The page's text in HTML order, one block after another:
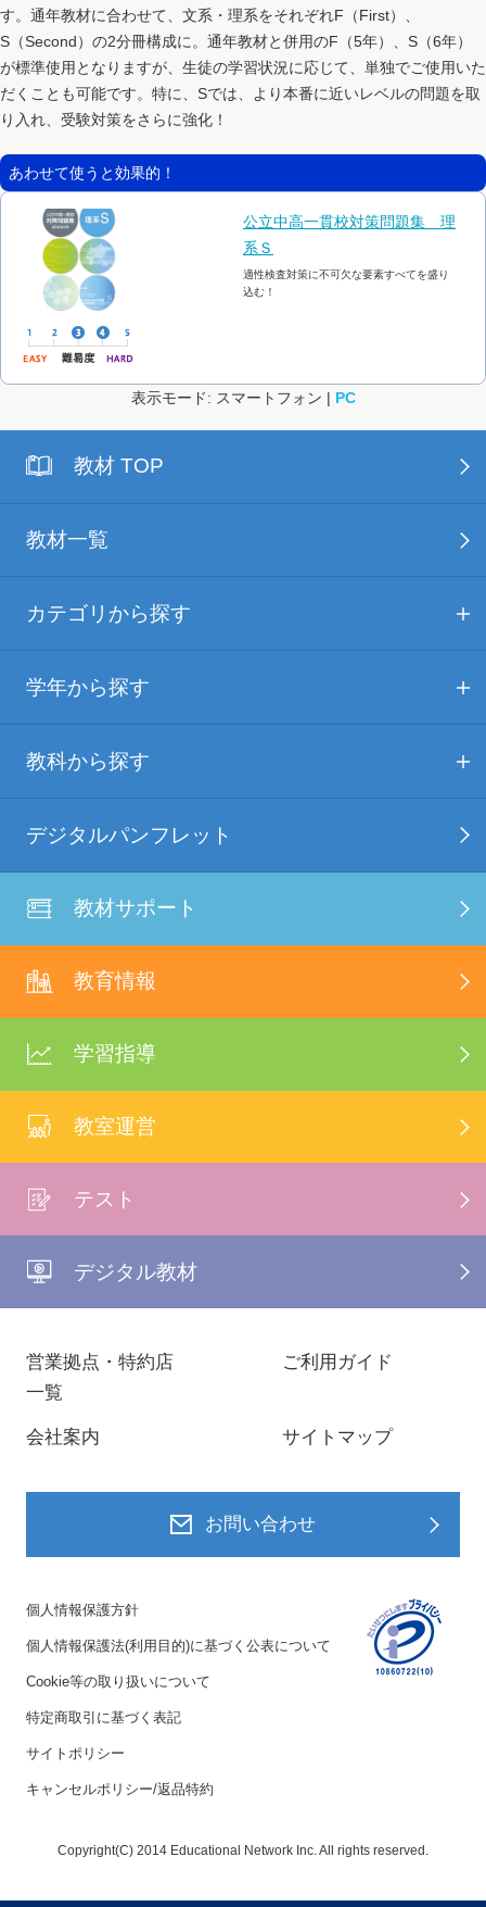
す。通年教材に合わせて、文系・理系をそれぞれF（First）、
S（Second）の2分冊構成に。通年教材と併用のF（5年）、S（6年）
が標準使用となりますが、生徒の学習状況に応じて、単独でご使用いた
だくことも可能です。特に、Sでは、より本番に近いレベルの問題を取
り入れ、受験対策をさらに強化！
あわせて使うと効果的！
公立中高一貫校対策問題集 理
系Ｓ
適性検査対策に不可欠な要素すべてを盛り
込む！
表示モード: スマートフォン | PC
教材 TOP
教材一覧
カテゴリから探す
学年から探す
教科から探す
デジタルパンフレット
教材サポート
教育情報
学習指導
教室運営
テスト
デジタル教材
営業拠点・特約店
一覧
ご利用ガイド
会社案内 サイトマップ
お問い合わせ
個人情報保護方針
個人情報保護法(利用目的)に基づく公表について
Cookie等の取り扱いについて
特定商取引に基づく表記
サイトポリシー
キャンセルポリシー/返品特約
Copyright(C) 2014 Educational Network Inc. All rights reserved.